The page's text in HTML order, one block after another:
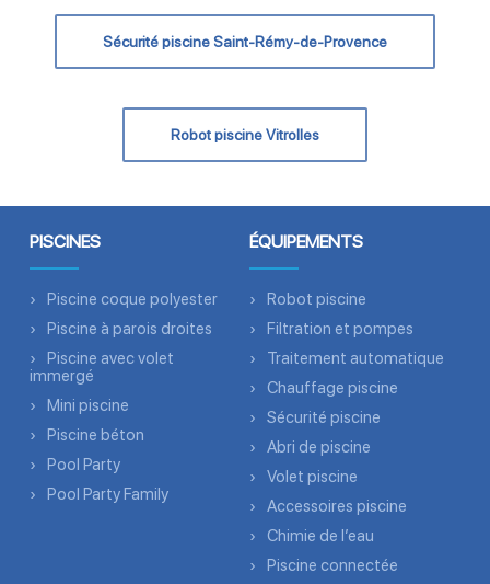
Sécurité piscine Saint-Rémy-de-Provence
Robot piscine Vitrolles
PISCINES
Piscine coque polyester
Piscine à parois droites
Piscine avec volet
immergé
Mini piscine
Piscine béton
Pool Party
Pool Party Family
ÉQUIPEMENTS
Robot piscine
Filtration et pompes
Traitement automatique
Chauffage piscine
Sécurité piscine
Abri de piscine
Volet piscine
Accessoires piscine
Chimie de l’eau
Piscine connectée